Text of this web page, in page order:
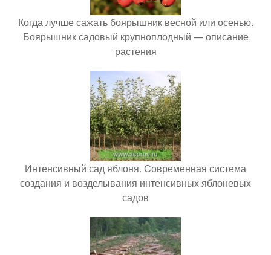
Когда лучше сажать боярышник весной или осенью.
Боярышник садовый крупноплодный — описание
растения
Интенсивный сад яблоня. Современная система
создания и возделывания интенсивных яблоневых
садов